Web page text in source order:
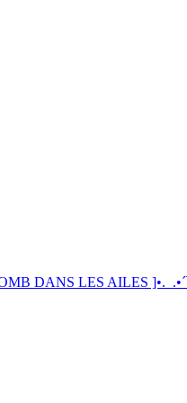
DANS LES AILES